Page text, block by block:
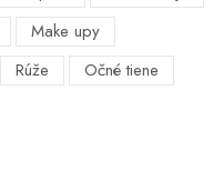
Make upy
Rúže Očné tiene